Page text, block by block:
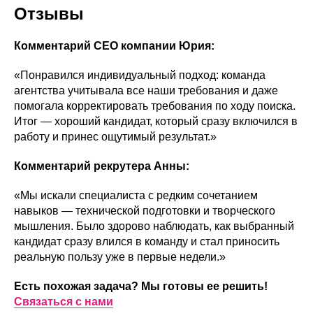
Отзывы
Комментарий CEO компании Юрия:
«Понравился индивидуальный подход: команда
агентства учитывала все наши требования и даже
помогала корректировать требования по ходу поиска.
Итог — хороший кандидат, который сразу включился в
работу и принес ощутимый результат.»
Комментарий рекрутера Анны:
«Мы искали специалиста с редким сочетанием
навыков — технической подготовки и творческого
мышления. Было здорово наблюдать, как выбранный
кандидат сразу влился в команду и стал приносить
реальную пользу уже в первые недели.»
Есть похожая задача? Мы готовы ее решить!
Связаться с нами